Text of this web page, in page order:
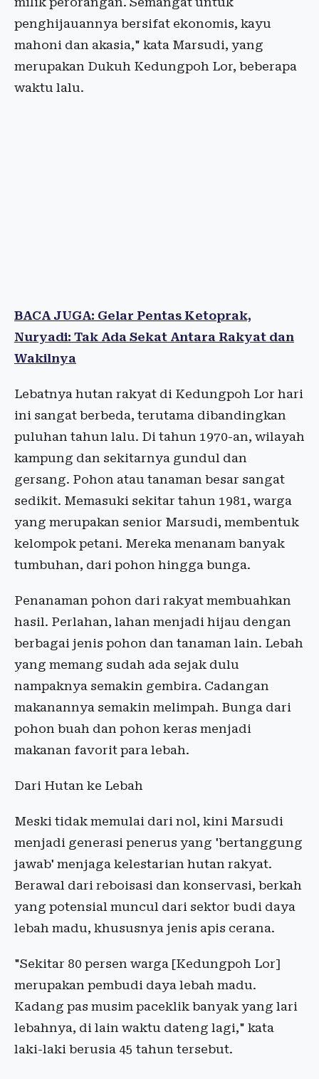
penghijauannya bersifat ekonomis, kayu
mahoni dan akasia," kata Marsudi, yang
merupakan Dukuh Kedungpoh Lor, beberapa
waktu lalu.
BACA JUGA: Gelar Pentas Ketoprak,
Nuryadi: Tak Ada Sekat Antara Rakyat dan
Wakilnya
Lebatnya hutan rakyat di Kedungpoh Lor hari
ini sangat berbeda, terutama dibandingkan
puluhan tahun lalu. Di tahun 1970-an, wilayah
kampung dan sekitarnya gundul dan
gersang. Pohon atau tanaman besar sangat
sedikit. Memasuki sekitar tahun 1981, warga
yang merupakan senior Marsudi, membentuk
kelompok petani. Mereka menanam banyak
tumbuhan, dari pohon hingga bunga.
Penanaman pohon dari rakyat membuahkan
hasil. Perlahan, lahan menjadi hijau dengan
berbagai jenis pohon dan tanaman lain. Lebah
yang memang sudah ada sejak dulu
nampaknya semakin gembira. Cadangan
makanannya semakin melimpah. Bunga dari
pohon buah dan pohon keras menjadi
makanan favorit para lebah.
Dari Hutan ke Lebah
Meski tidak memulai dari nol, kini Marsudi
menjadi generasi penerus yang 'bertanggung
jawab' menjaga kelestarian hutan rakyat.
Berawal dari reboisasi dan konservasi, berkah
yang potensial muncul dari sektor budi daya
lebah madu, khususnya jenis apis cerana.
"Sekitar 80 persen warga [Kedungpoh Lor]
merupakan pembudi daya lebah madu.
Kadang pas musim paceklik banyak yang lari
lebahnya, di lain waktu dateng lagi," kata
laki-laki berusia 45 tahun tersebut.